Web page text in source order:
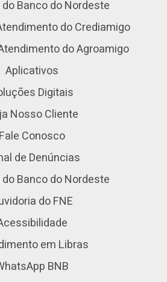
Banco do Nordeste
do Crediamigo
do Agroamigo
Aplicativos
Digitais
Nosso Cliente
Fale Conosco
de Denúncias
Banco do Nordeste
do FNE
em Libras
BNB